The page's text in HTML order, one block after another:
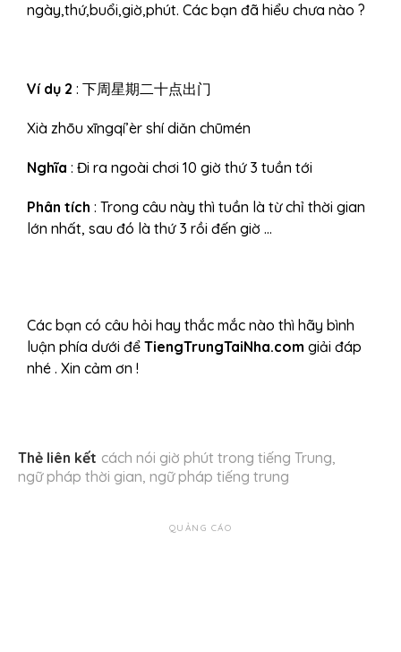
ngày,thứ,buổi,giờ,phút. Các bạn đã hiểu chưa nào ?
Ví dụ 2 : 下周星期二十点出门
Xià zhōu xīngqí’èr shí diǎn chūmén
Nghĩa : Đi ra ngoài chơi 10 giờ thứ 3 tuần tới
Phân tích : Trong câu này thì tuần là từ chỉ thời gian
lớn nhất, sau đó là thứ 3 rồi đến giờ …
Các bạn có câu hỏi hay thắc mắc nào thì hãy bình
luận phía dưới để TiengTrungTaiNha.com giải đáp
nhé . Xin cảm ơn !
Thẻ liên kết cách nói giờ phút trong tiếng Trung,
ngữ pháp thời gian, ngữ pháp tiếng trung
QUẢNG CÁO